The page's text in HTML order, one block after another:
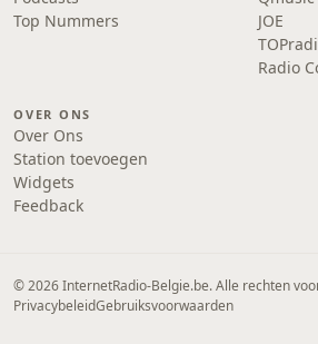
Top Nummers
JOE
Radio
OVER ONS
Over Ons
Station toevoegen
Widgets
Feedback
© 2026 InternetRadio-Belgie.be. Alle rechten
PrivacybeleidGebruiksvoorwaarden